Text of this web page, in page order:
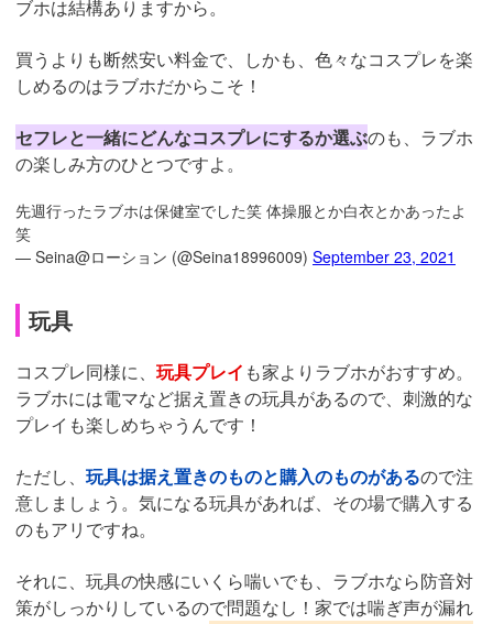
ブホは結構ありますから。
買うよりも断然安い料金で、しかも、色々なコスプレを楽
しめるのはラブホだからこそ！
セフレと一緒にどんなコスプレにするか選ぶのも、ラブホ
の楽しみ方のひとつですよ。
先週行ったラブホは保健室でした笑 体操服とか白衣とかあったよ
笑
— Seina@ローション (@Seina18996009) September 23, 2021
玩具
コスプレ同様に、 玩具プレイ も家よりラブホがおすすめ。
ラブホには電マなど据え置きの玩具があるので、刺激的な
プレイも楽しめちゃうんです！
ただし、 玩具は据え置きのものと購入のものがあるので注
意しましょう。気になる玩具があれば、その場で購入する
のもアリですね。
それに、玩具の快感にいくら喘いでも、ラブホなら防音対
策がしっかりしているので問題なし！家では喘ぎ声が漏れ